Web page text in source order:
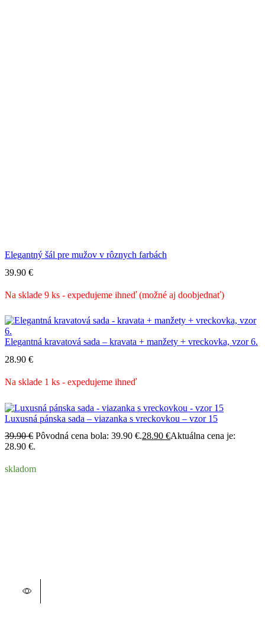
Elegantný šál pre mužov v rôznych farbách
39.90 €
Na sklade 9 ks - expedujeme ihneď (možné aj doobjednať)
Elegantná kravatová sada – kravata + manžety + vreckovka, vzor 6.
28.90 €
Na sklade 1 ks - expedujeme ihneď
Luxusná pánska sada – viazanka s vreckovkou – vzor 15
39.90€ Pôvodná cena bola: 39.90 €.28.90 €Aktuálna cena je:
28.90 €.
skladom